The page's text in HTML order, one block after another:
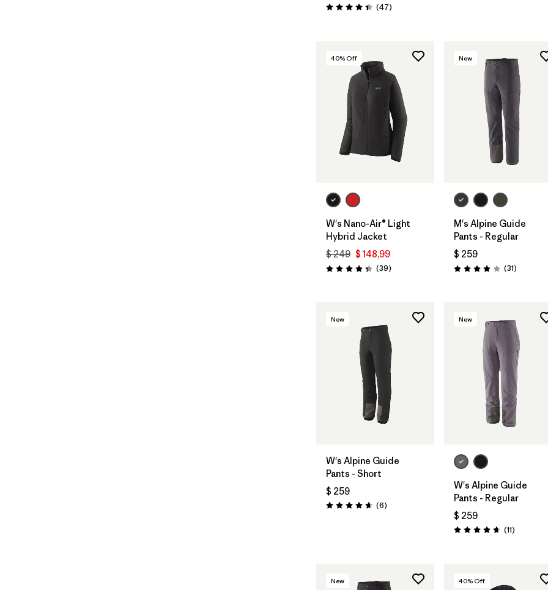
Valoración: 4.4 / 5
(47Comentarios
)
40% Off
W's Nano-Air® Light
Hybrid Jacket
$ 249 $ 148,99
Valoración: 4.3 / 5
(39Comentarios
)
New
M's Alpine Guide
Pants - Regular
$ 259
Valoración: 3.9 / 5
(31)
New
W's Alpine Guide
Pants - Short
$ 259
Valoración: 4.7 / 5
(6Comentarios
)
New
W's Alpine Guide
Pants - Regular
$ 259
Valoración: 4.6 / 5
(11)
New 40% Off